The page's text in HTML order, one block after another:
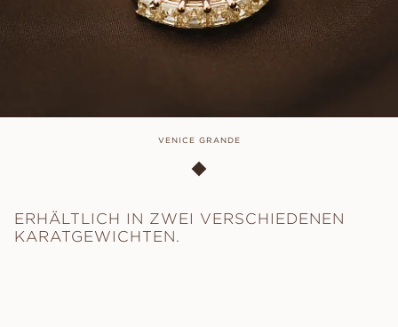
VENICE GRANDE
ERHÄLTLICH IN ZWEI VERSCHIEDENEN
KARATGEWICHTEN.